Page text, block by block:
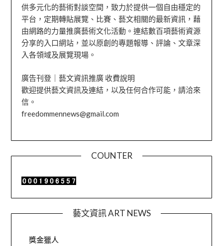
供多元化的藝術對談空間，致力於提供一個自由穩定的
平台，定期轉貼展覽、比賽、藝文相關的最新資訊，藉
由網路的力量推廣藝術文化活動。連結數百項藝術資源
分享的入口網站，並以原創的專題報導、評論、文章深
入各領域及展覽現場。
廣告刊登｜藝文資訊推廣 收費說明
歡迎提供藝文資訊及連結，以及任何合作可能，請洽來
信。
freedommennews@gmail.com
COUNTER
藝文資訊 ART NEWS
獎金獵人